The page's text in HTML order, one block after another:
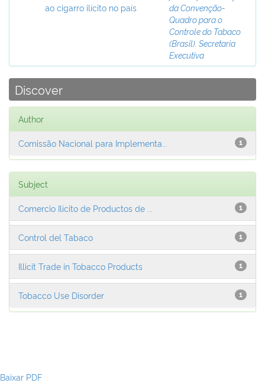
ao cigarro ilícito no país
da Convenção-
Quadro para o
Controle do Tabaco
(Brasil). Secretaria
Executiva
Discover
Author
1
Comissão Nacional para Implementa...
Subject
1
Comercio Ilícito de Productos de ...
1
Control del Tabaco
1
Illicit Trade in Tobacco Products
1
Tobacco Use Disorder
Baixar PDF